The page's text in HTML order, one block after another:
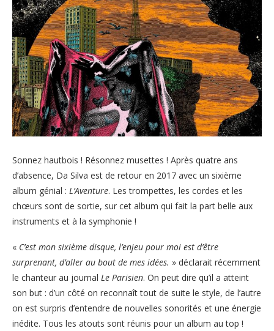
Sonnez hautbois ! Résonnez musettes ! Après quatre ans
d’absence, Da Silva est de retour en 2017 avec un sixième
album génial : L’Aventure. Les trompettes, les cordes et les
chœurs sont de sortie, sur cet album qui fait la part belle aux
instruments et à la symphonie !
« C’est mon sixième disque, l’enjeu pour moi est d’être
surprenant, d’aller au bout de mes idées. » déclarait récemment
le chanteur au journal Le Parisien. On peut dire qu’il a atteint
son but : d’un côté on reconnaît tout de suite le style, de l’autre
on est surpris d’entendre de nouvelles sonorités et une énergie
inédite. Tous les atouts sont réunis pour un album au top !